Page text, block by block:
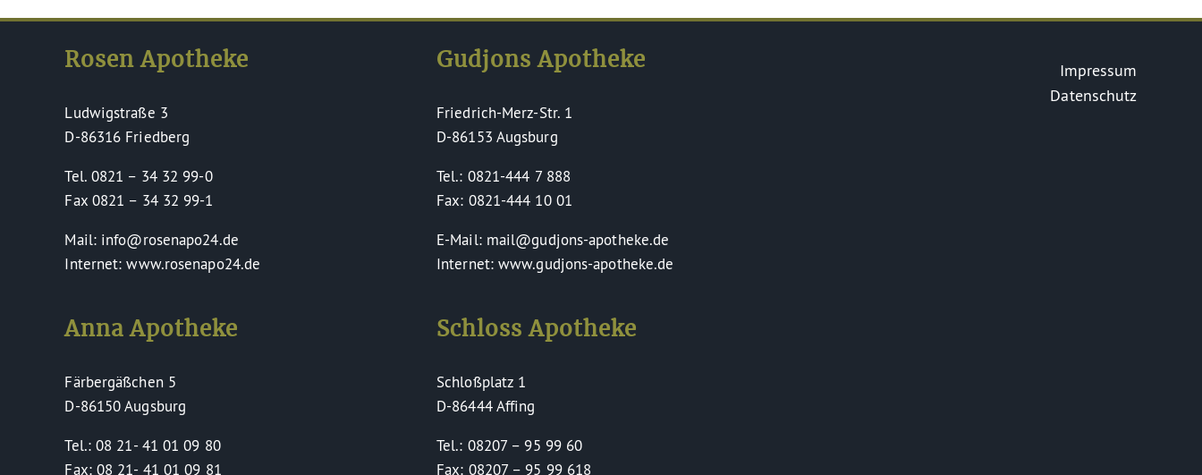
Rosen Apotheke
Ludwigstraße 3
D-86316 Friedberg
Tel. 0821 – 34 32 99-0
Fax 0821 – 34 32 99-1
Mail: info@rosenapo24.de
Internet: www.rosenapo24.de
Anna Apotheke
Färbergäßchen 5
D-86150 Augsburg
Tel.: 08 21- 41 01 09 80
Fax: 08 21- 41 01 09 81
Gudjons Apotheke
Friedrich-Merz-Str. 1
D-86153 Augsburg
Tel.: 0821-444 7 888
Fax: 0821-444 10 01
E-Mail: mail@gudjons-apotheke.de
Internet: www.gudjons-apotheke.de
Schloss Apotheke
Schloßplatz 1
D-86444 Affing
Tel.: 08207 – 95 99 60
Fax: 08207 – 95 99 618
Impressum
Datenschutz